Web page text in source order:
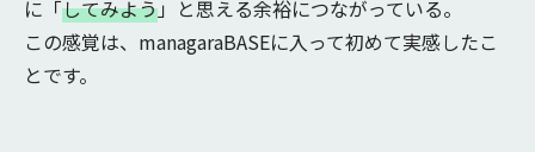
に「してみよう」と思える余裕につながっている。
この感覚は、managaraBASEに入って初めて実感したこ
とです。